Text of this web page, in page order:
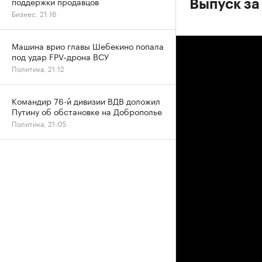
Выпуск
Бизнес, 21:16
Машина врио главы Шебекино попала
под удар FPV‑дрона ВСУ
Политика, 21:12
Командир 76-й дивизии ВДВ доложил
Путину об обстановке на Доброполье
Политика, 21:05